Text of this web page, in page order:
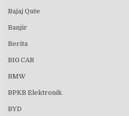
Bajaj Qute
Banjir
Berita
BIG CAR
BMW
BPKB Elektronik
BYD